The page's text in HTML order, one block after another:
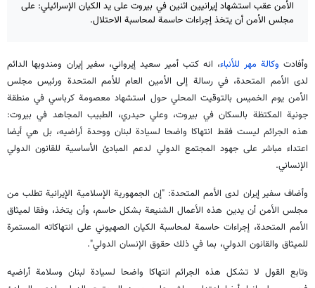
الأمن عقب استشهاد إيرانيين اثنين في بيروت على يد الکیان الإسرائيلي: على
مجلس الأمن أن يتخذ إجراءات حاسمة لمحاسبة الاحتلال.
وأفادت وكالة مهر للأنباء، انه كتب أمير سعيد إيرواني، سفير إيران ومندوبها الدائم
لدى الأمم المتحدة، في رسالة إلى الأمين العام للأمم المتحدة ورئيس مجلس
الأمن يوم الخميس بالتوقيت المحلي حول استشهاد معصومة كرباسي في منطقة
جونية المكتظة بالسكان في بيروت، وعلي حيدري، الطبيب المجاهد في بيروت:
هذه الجرائم ليست فقط انتهاكا واضحا لسيادة لبنان ووحدة أراضيه، بل هي أيضا
اعتداء مباشر على جهود المجتمع الدولي لدعم المبادئ الأساسية للقانون الدولي
الإنساني.
وأضاف سفير إيران لدى الأمم المتحدة: "إن الجمهورية الإسلامية الإيرانية تطلب من
مجلس الأمن أن يدين هذه الأعمال الشنيعة بشكل حاسم، وأن يتخذ، وفقا لميثاق
الأمم المتحدة، إجراءات حاسمة لمحاسبة الكيان الصهيوني على انتهاكاته المستمرة
للميثاق والقانون الدولي، بما في ذلك حقوق الإنسان الدولي".
وتابع القول لا تشكل هذه الجرائم انتهاكا واضحا لسيادة لبنان وسلامة أراضيه